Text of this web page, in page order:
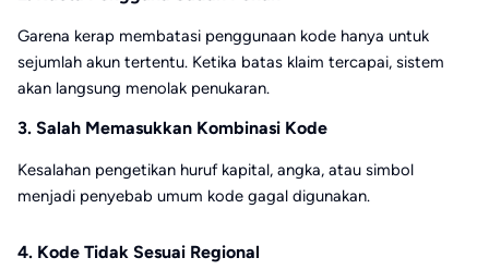
Garena kerap membatasi penggunaan kode hanya untuk
sejumlah akun tertentu. Ketika batas klaim tercapai, sistem
akan langsung menolak penukaran.
3. Salah Memasukkan Kombinasi Kode
Kesalahan pengetikan huruf kapital, angka, atau simbol
menjadi penyebab umum kode gagal digunakan.
4. Kode Tidak Sesuai Regional